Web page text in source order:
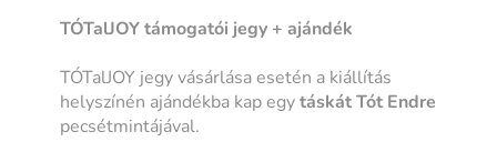
TÓTalJOY támogatói jegy + ajándék
TÓTalJOY jegy vásárlása esetén a kiállítás
helyszínén ajándékba kap egytáskátTót Endre
pecsétmintájával.